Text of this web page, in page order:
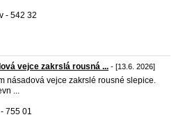
- 542 32
vejce zakrslá rousná ... - [13.6. 2026]
násadová vejce zakrslé rousné slepice.
...
755 01